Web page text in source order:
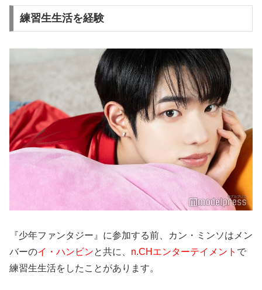
練習生生活を経験
『少年ファンタジー』に参加する前、カン・ミンソはメン
バーのイ・ハンビンと共に、 n.CHエンターテイメント で
練習生生活をしたことがあります。